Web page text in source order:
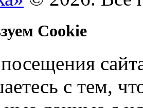
Cookie
с тем,